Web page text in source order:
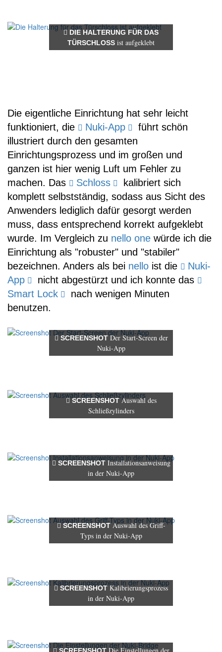
DIE HALTERUNG FÜR DAS
TÜRSCHLOSS ist aufgeklebt
Die eigentliche Einrichtung hat sehr leicht
funktioniert, die
Nuki-App
führt schön
illustriert durch den gesamten
Einrichtungsprozess und im großen und
ganzen ist hier wenig Luft um Fehler zu
machen. Das
Schloss
kalibriert sich
komplett selbstständig, sodass aus Sicht des
Anwenders lediglich dafür gesorgt werden
muss, dass entsprechend korrekt aufgeklebt
wurde. Im Vergleich zu nello one würde ich die
Einrichtung als "robuster" und "stabiler"
bezeichnen. Anders als bei nello ist die
Nuki-
App
nicht abgestürzt und ich konnte das
Smart Lock
nach wenigen Minuten
benutzen.
SCREENSHOTDer Start-Screen der
Nuki-App
SCREENSHOTAuswahl des
Schließzylinders
SCREENSHOTInstallationsanweisung
in der Nuki-App
SCREENSHOTAuswahl des Griff-
Typs in der Nuki-App
SCREENSHOTKalibrierungsprozess
in der Nuki-App